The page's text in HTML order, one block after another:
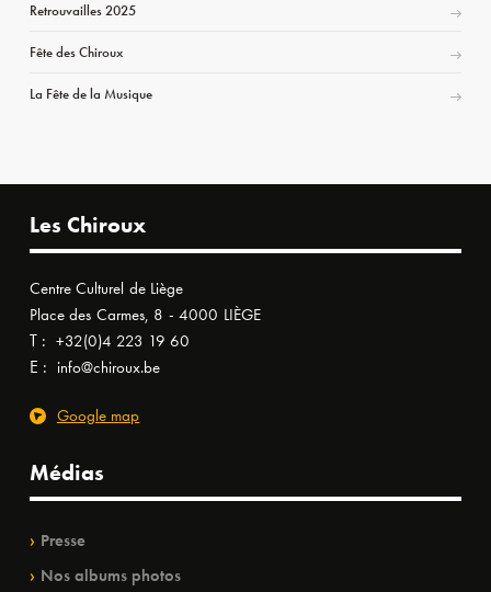
Retrouvailles 2025
Fête des Chiroux
La Fête de la Musique
Les Chiroux
Centre Culturel de Liège
Place des Carmes, 8 - 4000 LIÈGE
T : +32(0)4 223 19 60
E : info@chiroux.be
Google map
Médias
Presse
Nos albums photos